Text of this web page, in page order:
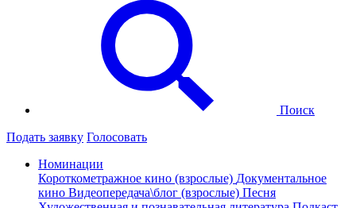
Поиск
Подать заявку Голосовать
Номинации
Короткометражное кино (взрослые) Документальное
кино Видеопередача\блог (взрослые) Песня